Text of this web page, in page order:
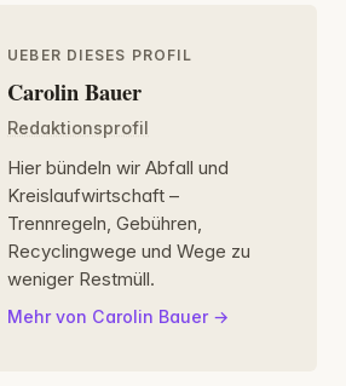
UEBER DIESES PROFIL
Carolin Bauer
Redaktionsprofil
Hier bündeln wir Abfall und
Kreislaufwirtschaft –
Trennregeln, Gebühren,
Recyclingwege und Wege zu
weniger Restmüll.
Mehr von Carolin Bauer